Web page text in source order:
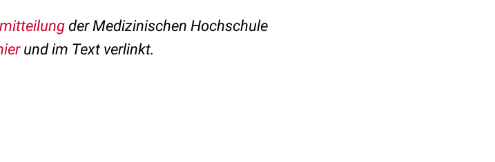
der Medizinischen Hochschule
und im Text verlinkt.